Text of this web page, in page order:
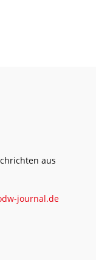
aus
journal.de